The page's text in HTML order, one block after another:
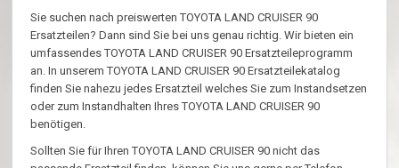
Sie suchen nach preiswerten TOYOTA LAND CRUISER 90
Ersatzteilen? Dann sind Sie bei uns genau richtig. Wir bieten ein
umfassendes TOYOTA LAND CRUISER 90 Ersatzteileprogramm
an. In unserem TOYOTA LAND CRUISER 90 Ersatzteilekatalog
finden Sie nahezu jedes Ersatzteil welches Sie zum Instandsetzen
oder zum Instandhalten Ihres TOYOTA LAND CRUISER 90
benötigen.
Sollten Sie für Ihren TOYOTA LAND CRUISER 90 nicht das